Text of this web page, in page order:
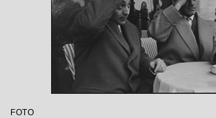
FOTO